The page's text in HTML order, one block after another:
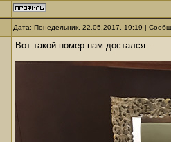
Дата: Понедельник, 22.05.2017, 19:19 |
Вот такой номер нам достался .